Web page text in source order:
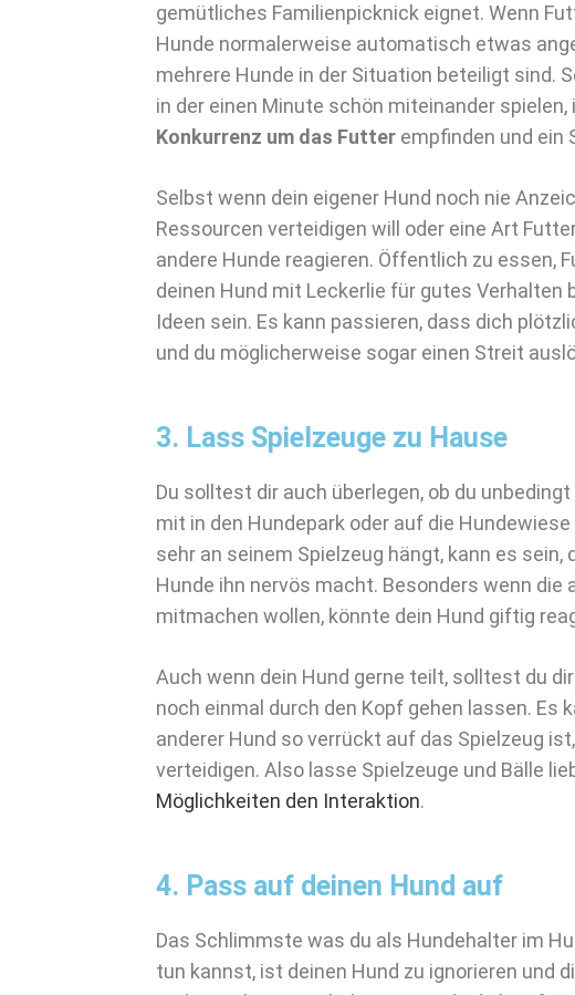
gemütliches Familienpicknick eignet. Wenn
Hunde normalerweise automatisch etwas
mehrere Hunde in der Situation beteiligt sind.
in der einen Minute schön miteinander
Konkurrenz um das Futter empfinden und ein
Selbst wenn dein eigener Hund noch nie
Ressourcen verteidigen will oder eine Art
andere Hunde reagieren. Öffentlich zu essen,
deinen Hund mit Leckerlie für gutes Verhalten
Ideen sein. Es kann passieren, dass dich
und du möglicherweise sogar einen Streit
3. Lass Spielzeuge zu Hause
Du solltest dir auch überlegen, ob du
mit in den Hundepark oder auf die
sehr an seinem Spielzeug hängt, kann es
Hunde ihn nervös macht. Besonders wenn die
mitmachen wollen, könnte dein Hund giftig
Auch wenn dein Hund gerne teilt, solltest du
noch einmal durch den Kopf gehen lassen. Es
anderer Hund so verrückt auf das Spielzeug
verteidigen. Also lasse Spielzeuge und Bälle
Möglichkeiten den Interaktion.
4. Pass auf deinen Hund auf
Das Schlimmste was du als Hundehalter im
tun kannst, ist deinen Hund zu ignorieren und